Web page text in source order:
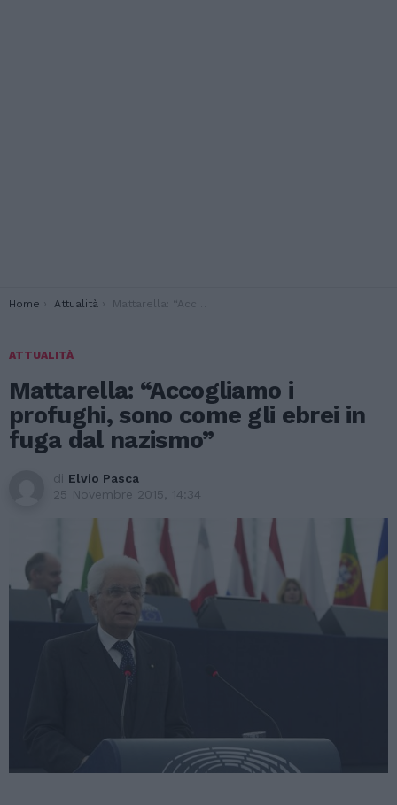
You are here:
Home Attualità Mattarella: “Accogliamo i profughi, sono come gli ebrei in fuga dal nazismo”
ATTUALITÀ
Mattarella: “Accogliamo i
profughi, sono come gli ebrei in
fuga dal nazismo”
di Elvio Pasca
25 Novembre 2015, 14:34